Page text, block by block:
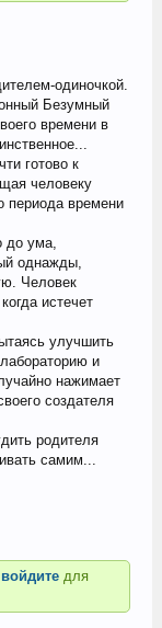
одиночкой.
Безумный
времени в
готово к
человеку
периода времени
до ума,
однажды,
Человек
истечет
улучшить
и
нажимает
создателя
родителя
самим...
войдите для